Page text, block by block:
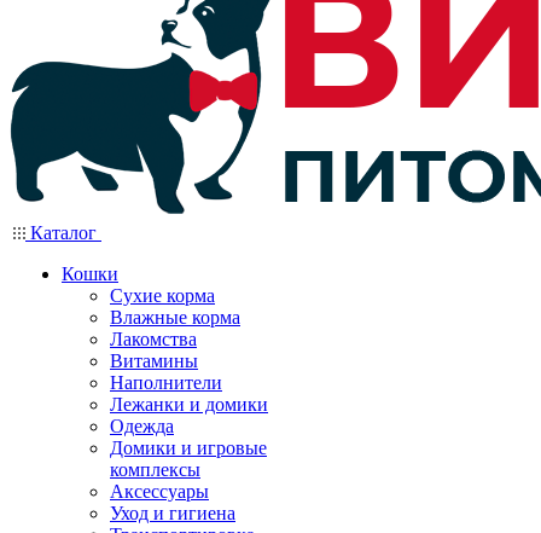
Каталог
Кошки
Сухие корма
Влажные корма
Лакомства
Витамины
Наполнители
Лежанки и домики
Одежда
Домики и игровые
комплексы
Аксессуары
Уход и гигиена